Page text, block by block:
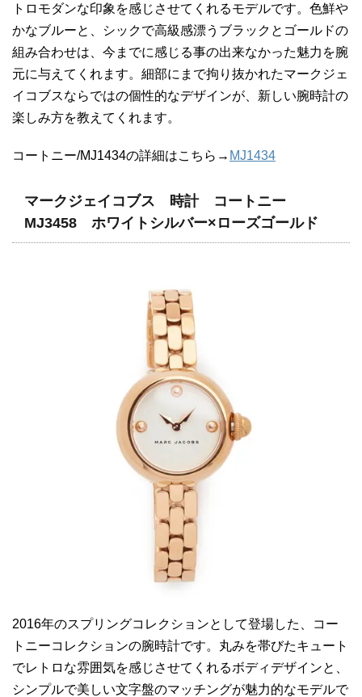
トロモダンな印象を感じさせてくれるモデルです。色鮮や
かなブルーと、シックで高級感漂うブラックとゴールドの
組み合わせは、今までに感じる事の出来なかった魅力を腕
元に与えてくれます。細部にまで拘り抜かれたマークジェ
イコブスならではの個性的なデザインが、新しい腕時計の
楽しみ方を教えてくれます。
コートニー/MJ1434の詳細はこちら→ MJ1434
マークジェイコブス 時計 コートニー
MJ3458 ホワイトシルバー×ローズゴールド
2016年のスプリングコレクションとして登場した、コー
トニーコレクションの腕時計です。丸みを帯びたキュート
でレトロな雰囲気を感じさせてくれるボディデザインと、
シンプルで美しい文字盤のマッチングが魅力的なモデルで